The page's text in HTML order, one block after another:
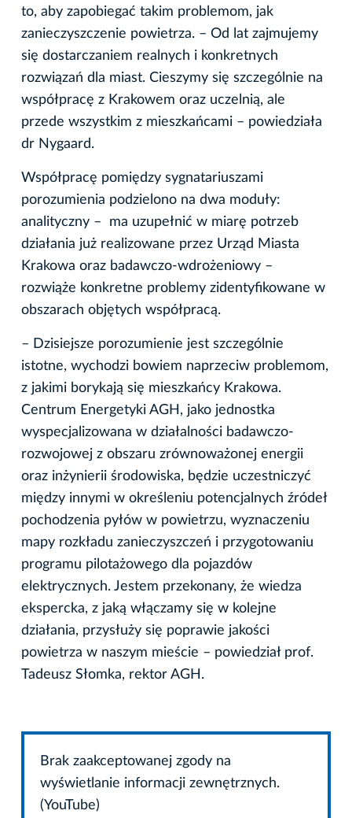
to, aby zapobiegać takim problemom, jak
zanieczyszczenie powietrza. – Od lat zajmujemy
się dostarczaniem realnych i konkretnych
rozwiązań dla miast. Cieszymy się szczególnie na
współpracę z Krakowem oraz uczelnią, ale
przede wszystkim z mieszkańcami – powiedziała
dr Nygaard.
Współpracę pomiędzy sygnatariuszami
porozumienia podzielono na dwa moduły:
analityczny – ma uzupełnić w miarę potrzeb
działania już realizowane przez Urząd Miasta
Krakowa oraz badawczo-wdrożeniowy –
rozwiąże konkretne problemy zidentyfikowane w
obszarach objętych współpracą.
– Dzisiejsze porozumienie jest szczególnie
istotne, wychodzi bowiem naprzeciw problemom,
z jakimi borykają się mieszkańcy Krakowa.
Centrum Energetyki AGH, jako jednostka
wyspecjalizowana w działalności badawczo-
rozwojowej z obszaru zrównoważonej energii
oraz inżynierii środowiska, będzie uczestniczyć
między innymi w określeniu potencjalnych źródeł
pochodzenia pyłów w powietrzu, wyznaczeniu
mapy rozkładu zanieczyszczeń i przygotowaniu
programu pilotażowego dla pojazdów
elektrycznych. Jestem przekonany, że wiedza
ekspercka, z jaką włączamy się w kolejne
działania, przysłuży się poprawie jakości
powietrza w naszym mieście – powiedział prof.
Tadeusz Słomka, rektor AGH.
Brak zaakceptowanej zgody na
wyświetlanie informacji zewnętrznych.
(YouTube)